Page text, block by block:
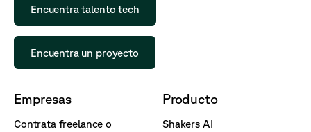
Encuentra talento tech
Encuentra un proyecto
Empresas
Contrata freelance o
Producto
Shakers AI